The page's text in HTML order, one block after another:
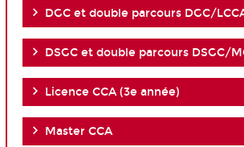
DGC et double parcours DGC/
DSGC et double parcours DSGC/
Licence CCA (3e année)
Master CCA